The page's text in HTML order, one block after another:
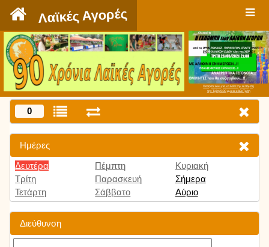
Λαϊκές Αγορές
Πατήστε εδώ για να δείτε την εκπομπή
την Τρίτη 9:00 μμ και κάθε Τρίτη
0
Ημέρες
Δευτέρα
Τρίτη
Τετάρτη
Πέμπτη
Παρασκευή
Σάββατο
Κυριακή
Σήμερα
Αύριο
Διεύθυνση